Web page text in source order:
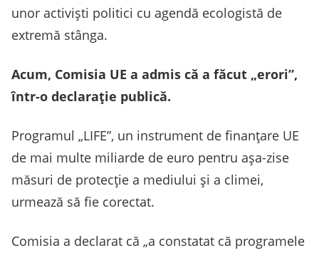
unor activiști politici cu agendă ecologistă de
extremă stânga.
Acum, Comisia UE a admis că a făcut „erori”,
într-o declarație publică.
Programul „LIFE”, un instrument de finanțare UE
de mai multe miliarde de euro pentru așa-zise
măsuri de protecție a mediului și a climei,
urmează să fie corectat.
Comisia a declarat că „a constatat că programele